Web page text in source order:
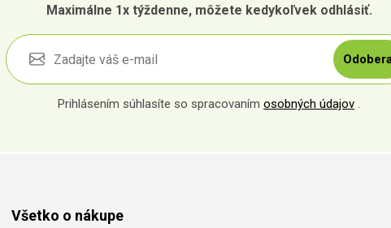
Maximálne 1x týždenne, môžete kedykoľvek odhlásiť.
Prihlásením súhlasíte so spracovaním osobných údajov .
Všetko o nákupe